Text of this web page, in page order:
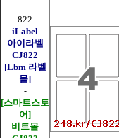
822
iLabel
아이라벨
CJ822
[Lbm 라벨
몰]
-
[스마트스토
어]
비트몰